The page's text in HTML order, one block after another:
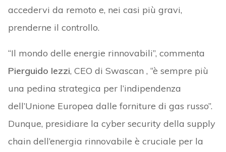
accedervi da remoto e, nei casi più gravi,
prenderne il controllo.
“Il mondo delle energie rinnovabili”, commenta
Pierguido Iezzi, CEO di Swascan , “è sempre più
una pedina strategica per l’indipendenza
dell’Unione Europea dalle forniture di gas russo”.
Dunque, presidiare la cyber security della supply
chain dell’energia rinnovabile è cruciale per la